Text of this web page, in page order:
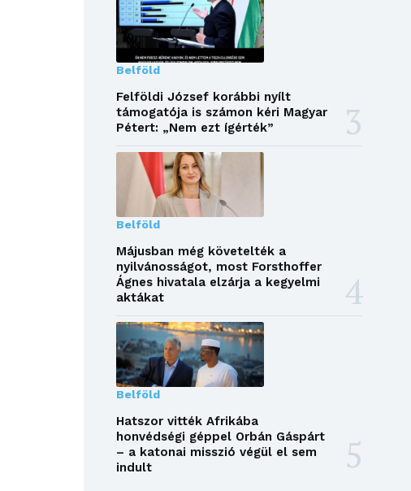
Belföld
Felföldi József korábbi nyílt
támogatója is számon kéri Magyar
Pétert: „Nem ezt ígérték”
Belföld
Májusban még követelték a
nyilvánosságot, most Forsthoffer
Ágnes hivatala elzárja a kegyelmi
aktákat
Belföld
Hatszor vitték Afrikába
honvédségi géppel Orbán Gáspárt
– a katonai misszió végül el sem
indult